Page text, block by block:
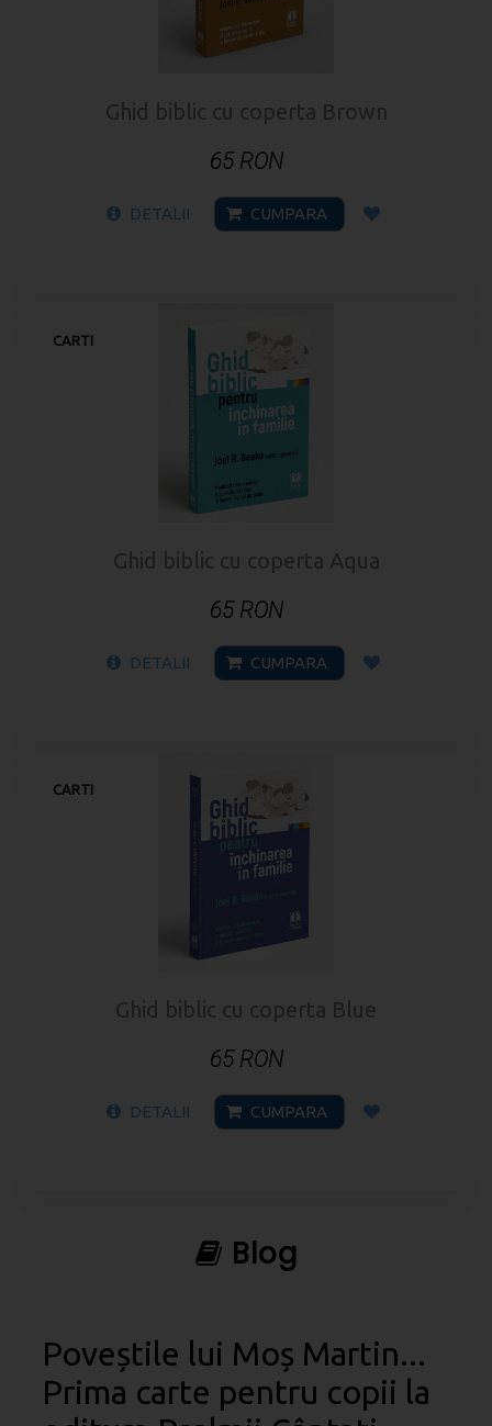
Ghid biblic cu coperta Brown
65 RON
DETALII CUMPARA
CARTI
Ghid biblic cu coperta Aqua
65 RON
DETALII CUMPARA
CARTI
Ghid biblic cu coperta Blue
65 RON
DETALII CUMPARA
Blog
Poveștile lui Moș Martin...
Prima carte pentru copii la